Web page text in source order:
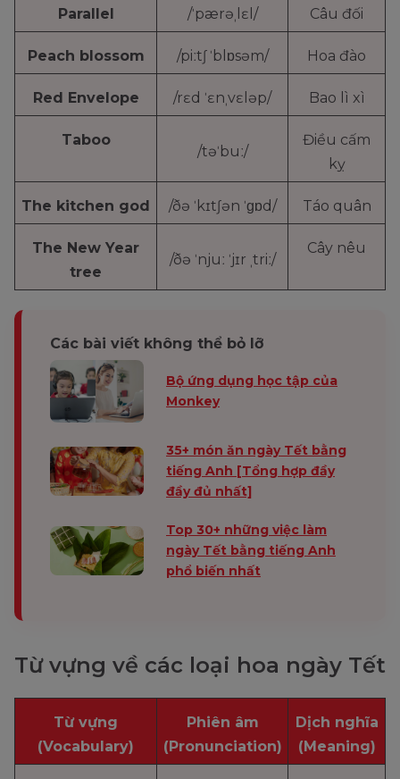
Parallel /ˈpærəˌlɛl/ Câu đối
Peach blossom /piːtʃ ˈblɒsəm/ Hoa đào
Red Envelope /rɛd ˈɛnˌvɛləp/ Bao lì xì
Taboo
/təˈbuː/
Điều cấm
kỵ
The kitchen god /ðə ˈkɪtʃən ˈɡɒd/ Táo quân
The New Year
tree
/ðə ˈnjuː ˈjɪr ˌtriː/
Cây nêu
Các bài viết không thể bỏ lỡ
Bộ ứng dụng học tập của
Monkey
35+ món ăn ngày Tết bằng
tiếng Anh [Tổng hợp đầy
đầy đủ nhất]
Top 30+ những việc làm
ngày Tết bằng tiếng Anh
phổ biến nhất
Từ vựng về các loại hoa ngày Tết
Từ vựng
(Vocabulary)
Phiên âm
(Pronunciation)
Dịch nghĩa
(Meaning)